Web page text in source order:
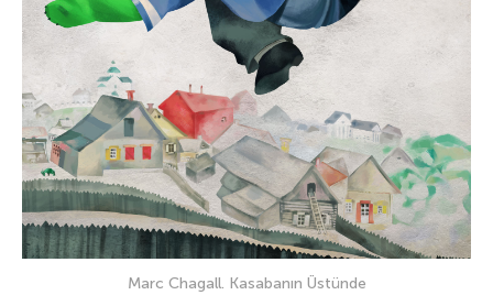
Marc Chagall. Kasabanın Üstünde